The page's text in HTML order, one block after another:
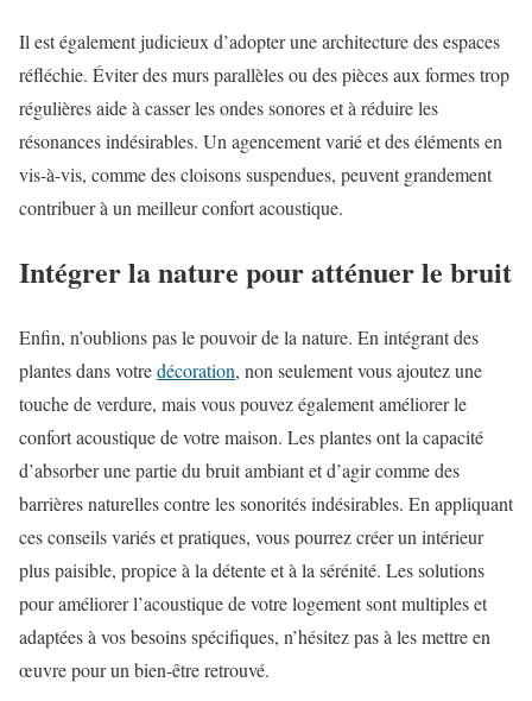
Il est également judicieux d’adopter une architecture des espaces
réfléchie. Éviter des murs parallèles ou des pièces aux formes trop
régulières aide à casser les ondes sonores et à réduire les
résonances indésirables. Un agencement varié et des éléments en
vis-à-vis, comme des cloisons suspendues, peuvent grandement
contribuer à un meilleur confort acoustique.
Intégrer la nature pour atténuer le bruit
Enfin, n’oublions pas le pouvoir de la nature. En intégrant des
plantes dans votredécoration, non seulement vous ajoutez une
touche de verdure, mais vous pouvez également améliorer le
confort acoustique de votre maison. Les plantes ont la capacité
d’absorber une partie du bruit ambiant et d’agir comme des
barrières naturelles contre les sonorités indésirables. En appliquant
ces conseils variés et pratiques, vous pourrez créer un intérieur
plus paisible, propice à la détente et à la sérénité. Les solutions
pour améliorer l’acoustique de votre logement sont multiples et
adaptées à vos besoins spécifiques, n’hésitez pas à les mettre en
œuvre pour un bien-être retrouvé.